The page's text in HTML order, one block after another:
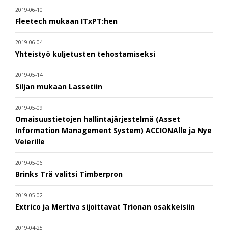
2019-06-10
Fleetech mukaan ITxPT:hen
2019-06-04
Yhteistyö kuljetusten tehostamiseksi
2019-05-14
Siljan mukaan Lassetiin
2019-05-09
Omaisuustietojen hallintajärjestelmä (Asset
Information Management System) ACCIONAlle ja Nye
Veierille
2019-05-06
Brinks Trä valitsi Timberpron
2019-05-02
Extrico ja Mertiva sijoittavat Trionan osakkeisiin
2019-04-25